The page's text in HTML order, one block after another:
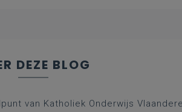
DEZE BLOG
van Katholiek Onderwijs